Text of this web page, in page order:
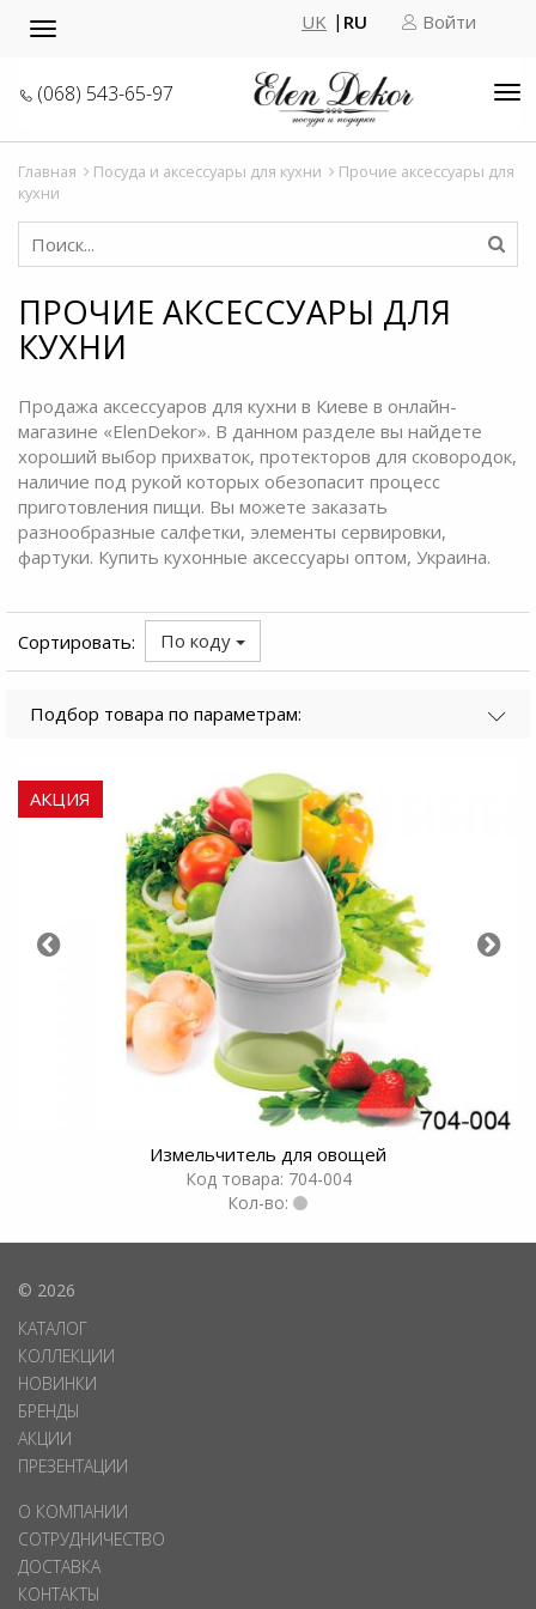
Toggle
UK RU Войти
(068) 543-65-97
Главная Посуда и аксессуары для кухни
Прочие аксессуары для
кухни
ПРОЧИЕ АКСЕССУАРЫ ДЛЯ
КУХНИ
Продажа аксессуаров для кухни в Киеве в онлайн-
магазине «ElenDekor». В данном разделе вы найдете
хороший выбор прихваток, протекторов для сковородок,
наличие под рукой которых обезопасит процесс
приготовления пищи. Вы можете заказать
разнообразные салфетки, элементы сервировки,
фартуки. Купить кухонные аксессуары оптом, Украина.
Сортировать: По коду
Подбор товара по параметрам:
АКЦИЯ
Измельчитель для овощей
Код товара: 704-004
Кол-во:
© 2026
КАТАЛОГ
КОЛЛЕКЦИИ
НОВИНКИ
БРЕНДЫ
АКЦИИ
ПРЕЗЕНТАЦИИ
О КОМПАНИИ
СОТРУДНИЧЕСТВО
ДОСТАВКА
КОНТАКТЫ